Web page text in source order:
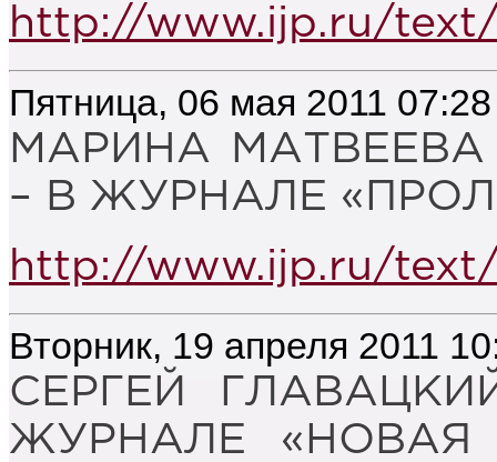
http://www.ijp.ru/
Пятница, 06 мая 2011 07:28
МАРИНА
– В ЖУРНАЛЕ
http://www.ijp.ru/
Вторник, 19 апреля 2011
СЕРГЕЙ
ЖУРНАЛЕ